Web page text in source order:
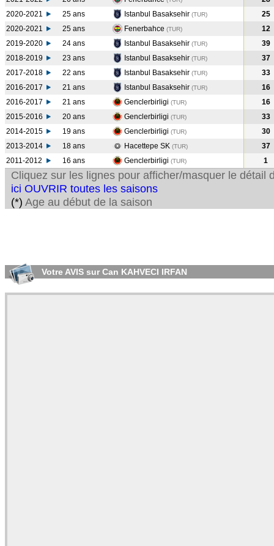
2020-2021
25 ans Istanbul Basaksehir (TUR)
25
2020-2021
25 ans Fenerbahce (TUR)
12
2019-2020
24 ans Istanbul Basaksehir (TUR)
39
2018-2019
23 ans Istanbul Basaksehir (TUR)
37
2017-2018
22 ans Istanbul Basaksehir (TUR)
33
2016-2017
21 ans Istanbul Basaksehir (TUR)
16
2016-2017
21 ans Genclerbirligi (TUR)
16
2015-2016
20 ans Genclerbirligi (TUR)
33
2014-2015
19 ans Genclerbirligi (TUR)
30
2013-2014
18 ans Hacettepe SK (TUR)
37
2011-2012
16 ans Genclerbirligi (TUR) 1
Cliquez sur les lignes pour afficher/masquer le détail
ici OUVRIR toutes les saisons
(*) Age au début de la saison
Votre AVIS sur Can KAHVECI IRFAN